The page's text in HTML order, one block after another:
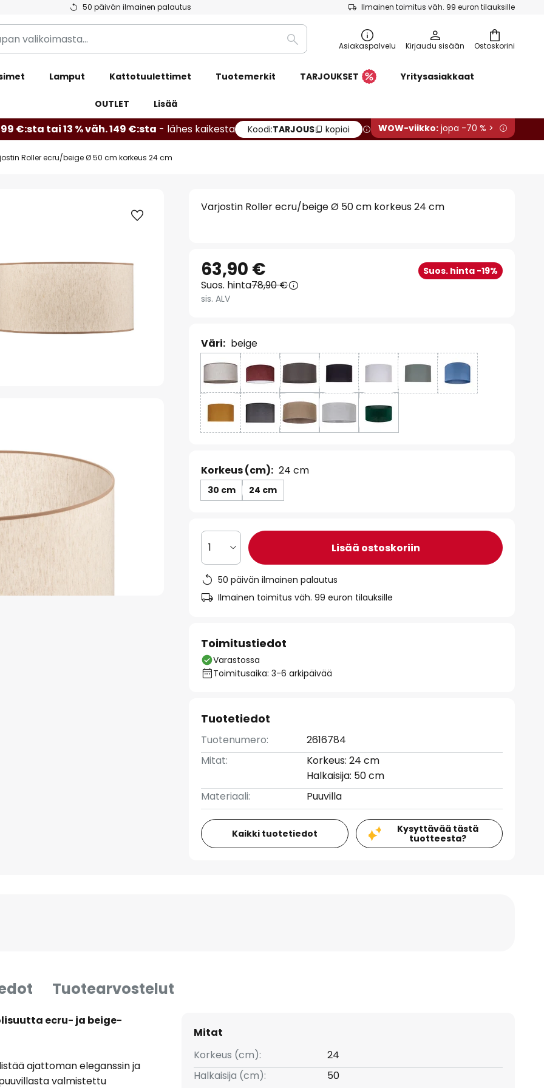
50 päivän ilmainen palautus Ilmainen toimitus väh. 99 euron tilauksille
Ostoskorini
Etsi Asiakaspalvelu Kirjaudu sisään
Lamput Kattotuulettimet Tuotemerkit TARJOUKSET Yritysasiakkaat
OUTLET Lisää
€:sta tai 13 % väh. 149 €:sta - lähes kaikesta Koodi:TARJOUS kopioi WOW-viikko: jopa -70 % >
Roller ecru/beige Ø 50 cm korkeus 24 cm
Varjostin Roller ecru/beige Ø 50 cm korkeus 24 cm
63,90 € Suos. hinta -19%
Suos. hinta78,90 €
sis. ALV
Väri: beige
Korkeus (cm): 24 cm
30 cm 24 cm
1 Lisää ostoskoriin
50 päivän ilmainen palautus
Ilmainen toimitus väh. 99 euron tilauksille
Toimitustiedot
Varastossa
Toimitusaika: 3-6 arkipäivää
Tuotetiedot
Tuotenumero:
2616784
Mitat:
Korkeus: 24 cm
Halkaisija: 50 cm
Materiaali:
Puuvilla
Kaikki tuotetiedot
Kysyttävää tästä
tuotteesta?
Tuotearvostelut
ecru- ja beige-
ajattoman eleganssin ja
valmistettu
Mitat
Korkeus (cm):
24
Halkaisija (cm):
50